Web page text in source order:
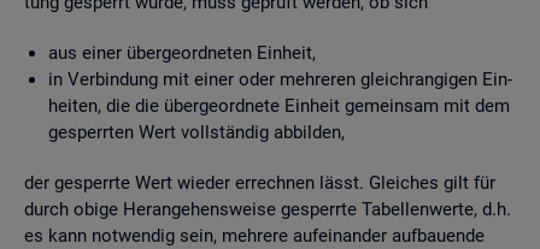
aus einer über­ge­ord­ne­ten Ein­heit,
in Ver­bin­dung mit einer oder meh­re­ren gleich­ran­gi­gen Ein­
hei­ten, die die über­ge­ord­ne­te Ein­heit ge­mein­sam mit dem
ge­sperr­ten Wert voll­stän­dig ab­bil­den,
der ge­sperr­te Wert wie­der er­rech­nen lässt. Glei­ches gilt für
durch obige Her­an­ge­hens­wei­se ge­sperr­te Ta­bel­len­wer­te, d.h.
es kann not­wen­dig sein, meh­re­re auf­ein­an­der auf­bau­en­de